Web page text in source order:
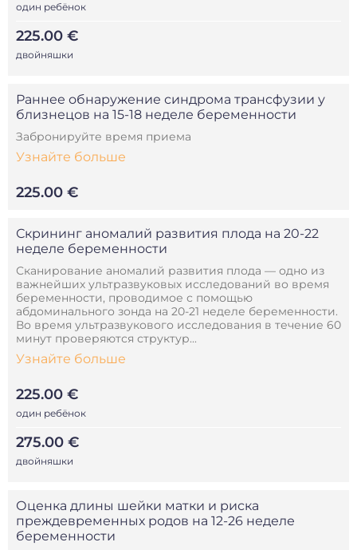
один ребёнок
225.00 €
двойняшки
Раннее обнаружение синдрома трансфузии у
близнецов на 15-18 неделе беременности
Забронируйте время приема
Узнайте больше
225.00 €
Скрининг аномалий развития плода на 20-22
неделе беременности
Сканирование аномалий развития плода — одно из
важнейших ультразвуковых исследований во время
беременности, проводимое с помощью
абдоминального зонда на 20-21 неделе беременности.
Во время ультразвукового исследования в течение 60
минут проверяются структур...
Узнайте больше
225.00 €
один ребёнок
275.00 €
двойняшки
Оценка длины шейки матки и риска
преждевременных родов на 12-26 неделе
беременности